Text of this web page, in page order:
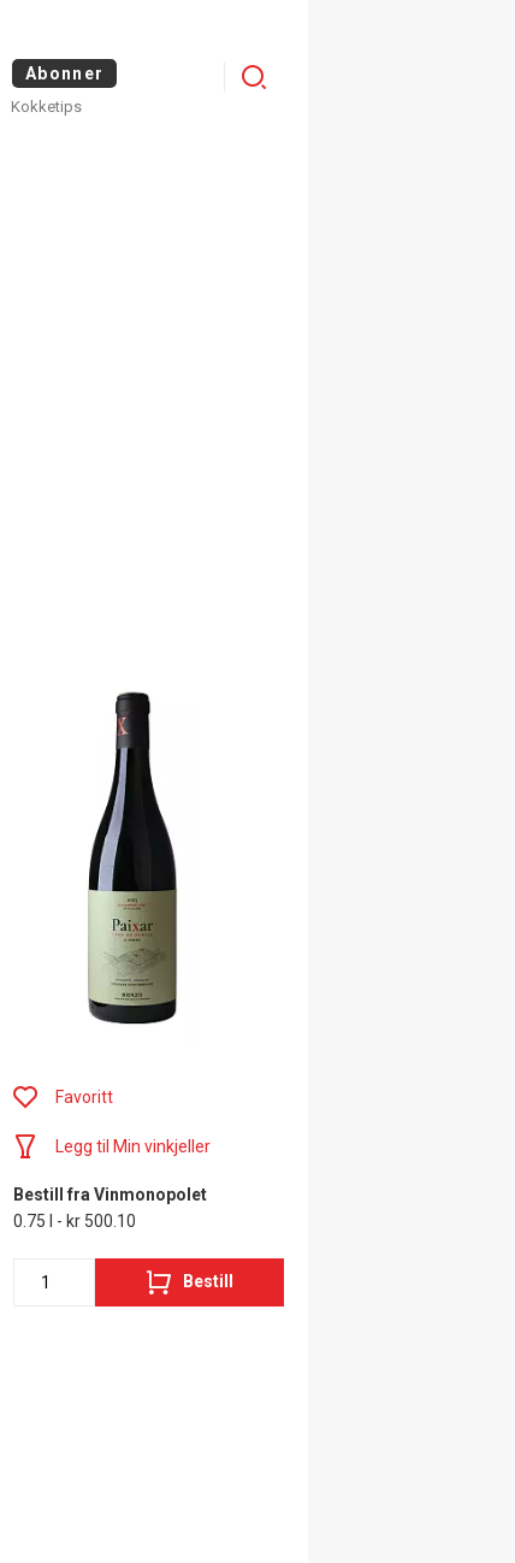
Abonner
Kokketips
Menu
Favoritt
Legg til Min vinkjeller
Bestill fra Vinmonopolet
0.75 l - kr 500.10
Bestill